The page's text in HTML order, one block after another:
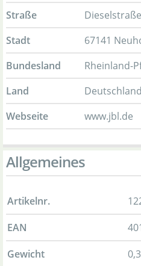
Straße
Stadt
67141
Bundesland
Rheinland-
Land
Deutschland
Webseite
www.jbl.de
Allgemeines
Artikelnr.
EAN
Gewicht